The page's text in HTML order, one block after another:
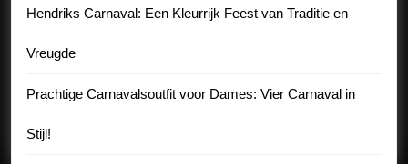
Hendriks Carnaval: Een Kleurrijk Feest van Traditie en
Vreugde
Prachtige Carnavalsoutfit voor Dames: Vier Carnaval in
Stijl!